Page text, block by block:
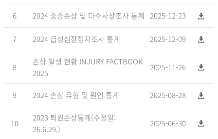
6 2024 중증손상 및 다수사상조사 통계 2025-12-23
7 2024 급성심장정지조사 통계 2025-12-09
8
손상 발생 현황 INJURY FACTBOOK
2025
2025-11-26
9 2024 손상 유형 및 원인 통계 2025-08-28
10
2023 퇴원손상통계(수정일:
26.6.29.)
2025-06-30